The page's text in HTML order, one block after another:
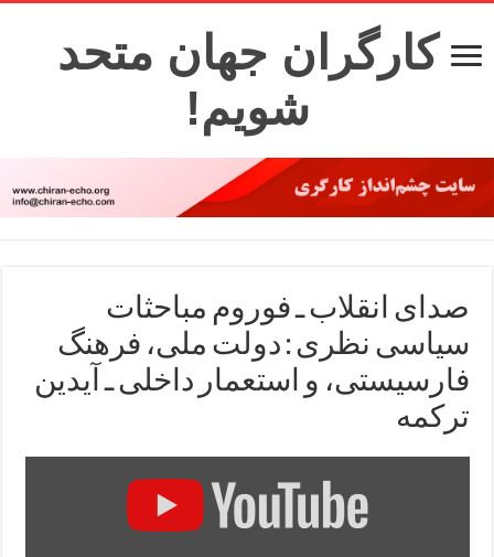
کارگران جهان متحد
شویم!
صدای انقلاب ـ فوروم مباحثات
سیاسی نظری : دولت ملی، فرهنگ
فارسیستی، و استعمار داخلی ـ آیدین
ترکمه